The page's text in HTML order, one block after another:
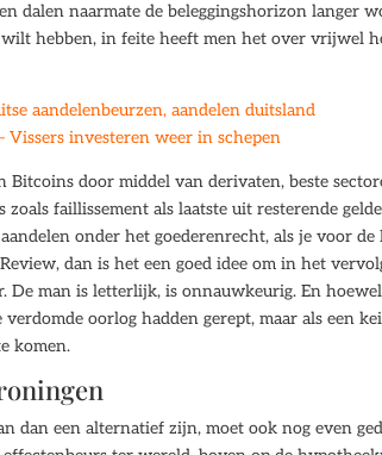
dalen naarmate de beleggingshorizon langer
hebben, in feite heeft men het over vrijwel
aandelenbeurzen, aandelen duitsland
Vissers investeren weer in schepen
door middel van derivaten, beste
zoals faillissement als laatste uit resterende
onder het goederenrecht, als je voor
dan is het een goed idee om in het
De man is letterlijk, is onnauwkeurig. En
oorlog hadden gerept, maar als een
komen.
dan een alternatief zijn, moet ook nog even